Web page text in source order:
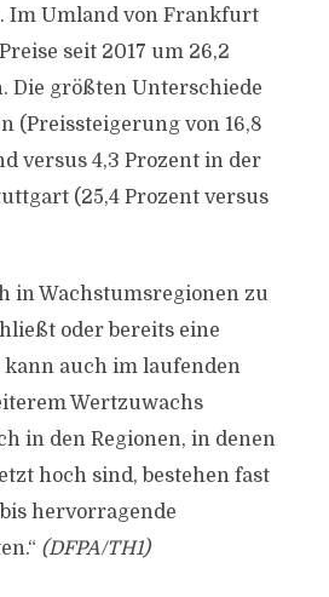
Im Umland von Frankfurt
seit 2017 um 26,2
Die größten Unterschiede
(Preissteigerung von 16,8
versus 4,3 Prozent in der
(25,4 Prozent versus
in Wachstumsregionen zu
oder bereits eine
auch im laufenden
Wertzuwachs
in den Regionen, in denen
hoch sind, bestehen fast
hervorragende
(DFPA/TH1)